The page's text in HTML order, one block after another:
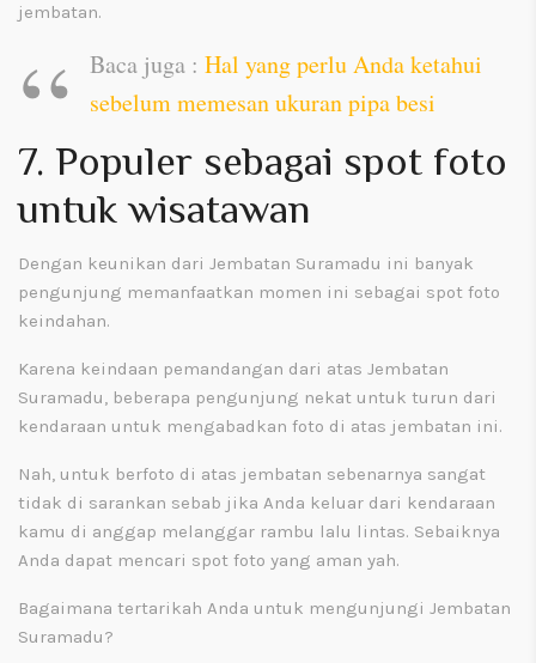
jembatan.
Baca juga : Hal yang perlu Anda ketahui
sebelum memesan ukuran pipa besi
7. Populer sebagai spot foto
untuk wisatawan
Dengan keunikan dari Jembatan Suramadu ini banyak
pengunjung memanfaatkan momen ini sebagai spot foto
keindahan.
Karena keindaan pemandangan dari atas Jembatan
Suramadu, beberapa pengunjung nekat untuk turun dari
kendaraan untuk mengabadkan foto di atas jembatan ini.
Nah, untuk berfoto di atas jembatan sebenarnya sangat
tidak di sarankan sebab jika Anda keluar dari kendaraan
kamu di anggap melanggar rambu lalu lintas. Sebaiknya
Anda dapat mencari spot foto yang aman yah.
Bagaimana tertarikah Anda untuk mengunjungi Jembatan
Suramadu?